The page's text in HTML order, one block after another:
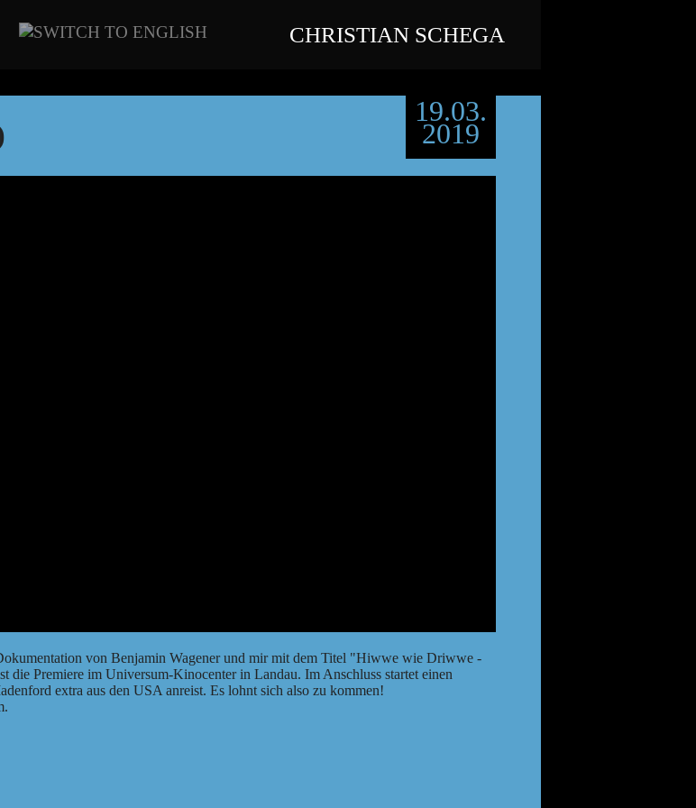
CHRISTIAN SCHEGA
19.03.
2019
von Benjamin Wagener und mir mit dem Titel "Hiwwe wie Driwwe -
Premiere im Universum-Kinocenter in Landau. Im Anschluss startet einen
extra aus den USA anreist. Es lohnt sich also zu kommen!
.